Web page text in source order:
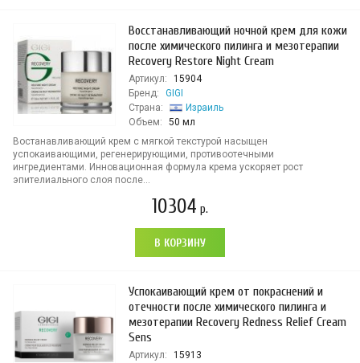
Восстанавливающий ночной крем для кожи
после химического пилинга и мезотерапии
Recovery Restore Night Cream
Артикул:
15904
Бренд:
GIGI
Страна:
Израиль
Объем:
50 мл
Востанавливающий крем с мягкой текстурой насыщен
успокаивающими, регенерирующими, противоотечными
ингредиентами. Инновационная формула крема ускоряет рост
эпителиального слоя после...
10304 р.
В КОРЗИНУ
Успокаивающий крем от покраснений и
отечности после химического пилинга и
мезотерапии Recovery Redness Relief Cream
Sens
Артикул:
15913